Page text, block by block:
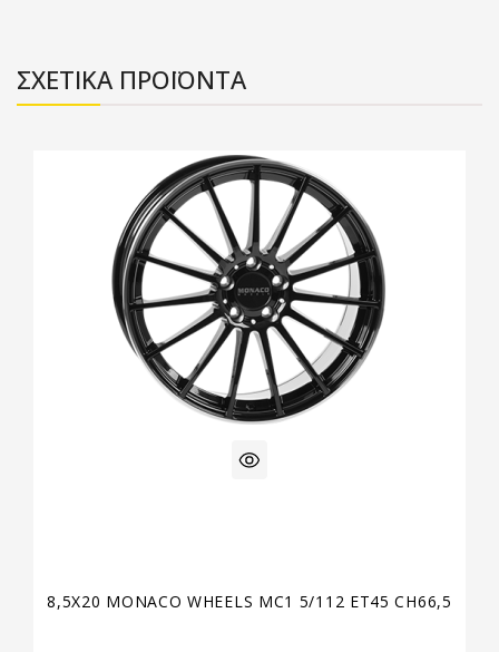
ΣΧΕΤΙΚΑ ΠΡΟΪΟΝΤΑ
8,5X20 MONACO WHEELS MC1 5/112 ET45 CH66,5